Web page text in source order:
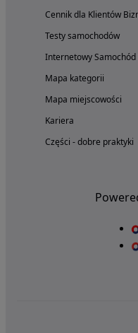
Cennik dla Klientów
Testy samochodów
Internetowy Samochód
Mapa kategorii
Mapa miejscowości
Kariera
Części - dobre praktyki